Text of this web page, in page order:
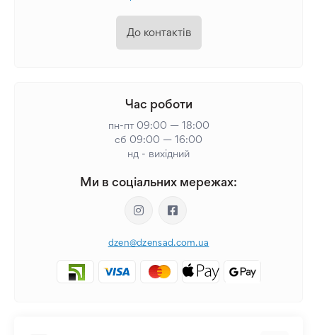
До контактів
Час роботи
пн-пт 09:00 — 18:00
сб 09:00 — 16:00
нд - вихідний
Ми в соціальних мережах:
dzen@dzensad.com.ua